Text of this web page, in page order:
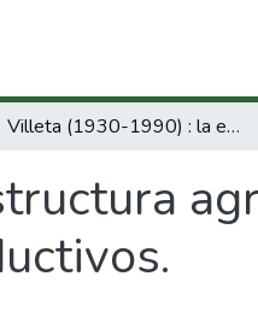
Villeta (1930-1990) : la estructura agraria en función de los cambios técnicos y productivos.